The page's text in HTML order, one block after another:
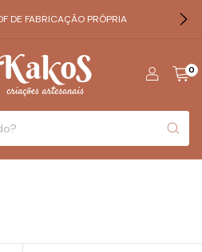
DE FABRICAÇÃO PRÓPRIA
0